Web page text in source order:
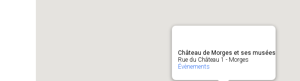
Château de Morges et ses musées
Rue du Château 1 - Morges
Évènements